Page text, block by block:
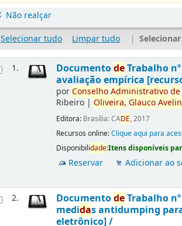
Não realçar
Selecionar tudo
Limpar tudo |
1. DocumentodeTrabalho
avaliação empírica
porConselhoAdministrativode
Ribeiro |Oliveira, Glauco
Editora: Brasília: CADE, 2017
Recursos online:Clique aqui para
Disponibilidade:Itens disponíveis
Reservar Adicionar ao
2. DocumentodeTrabalho
medidas antidumping
eletrônico] /